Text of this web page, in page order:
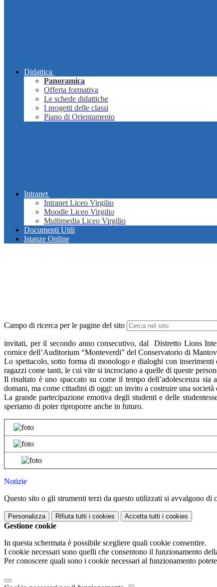
Didattica
Panoramica
Offerta formativa
Le schede didattiche
I progetti delle classi
Piano di Orientamento
Intranet
Intranet Liceo Virgilio
Moodle Liceo Virgilio
Multimedia Liceo Virgilio
Documenti Utili
Istanze Online
Campo di ricerca per le pagine del sito
invitati, per il secondo anno consecutivo, dal Distretto Lions
cornice dell’Auditorium “Monteverdi” del Conservatorio di
Lo spettacolo, sotto forma di monologo e dialoghi con
ragazzi come tanti, le cui vite si incrociano a quelle di queste
Il risultato è uno spaccato su come il tempo dell’adolescenza
domani, ma come cittadini di oggi: un invito a costruire una
La grande partecipazione emotiva degli studenti e delle
speriamo di poter riproporre anche in futuro.
Notizie
Questo sito o gli strumenti terzi da questo utilizzati si avvalgono
Personalizza Rifiuta tutti i cookies Accetta tutti i cookies
Gestione cookie
In questa schermata è possibile scegliere quali cookie consentire.
I cookie necessari sono quelli che consentono il funzionamento
Per conoscere quali sono i cookie necessari al funzionamento